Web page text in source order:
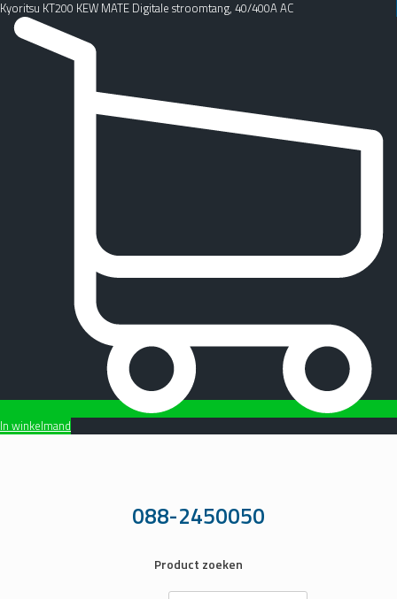
Kyoritsu KT200 KEW MATE Digitale stroomtang, 40/400A AC
In winkelmand
088-2450050
Product zoeken